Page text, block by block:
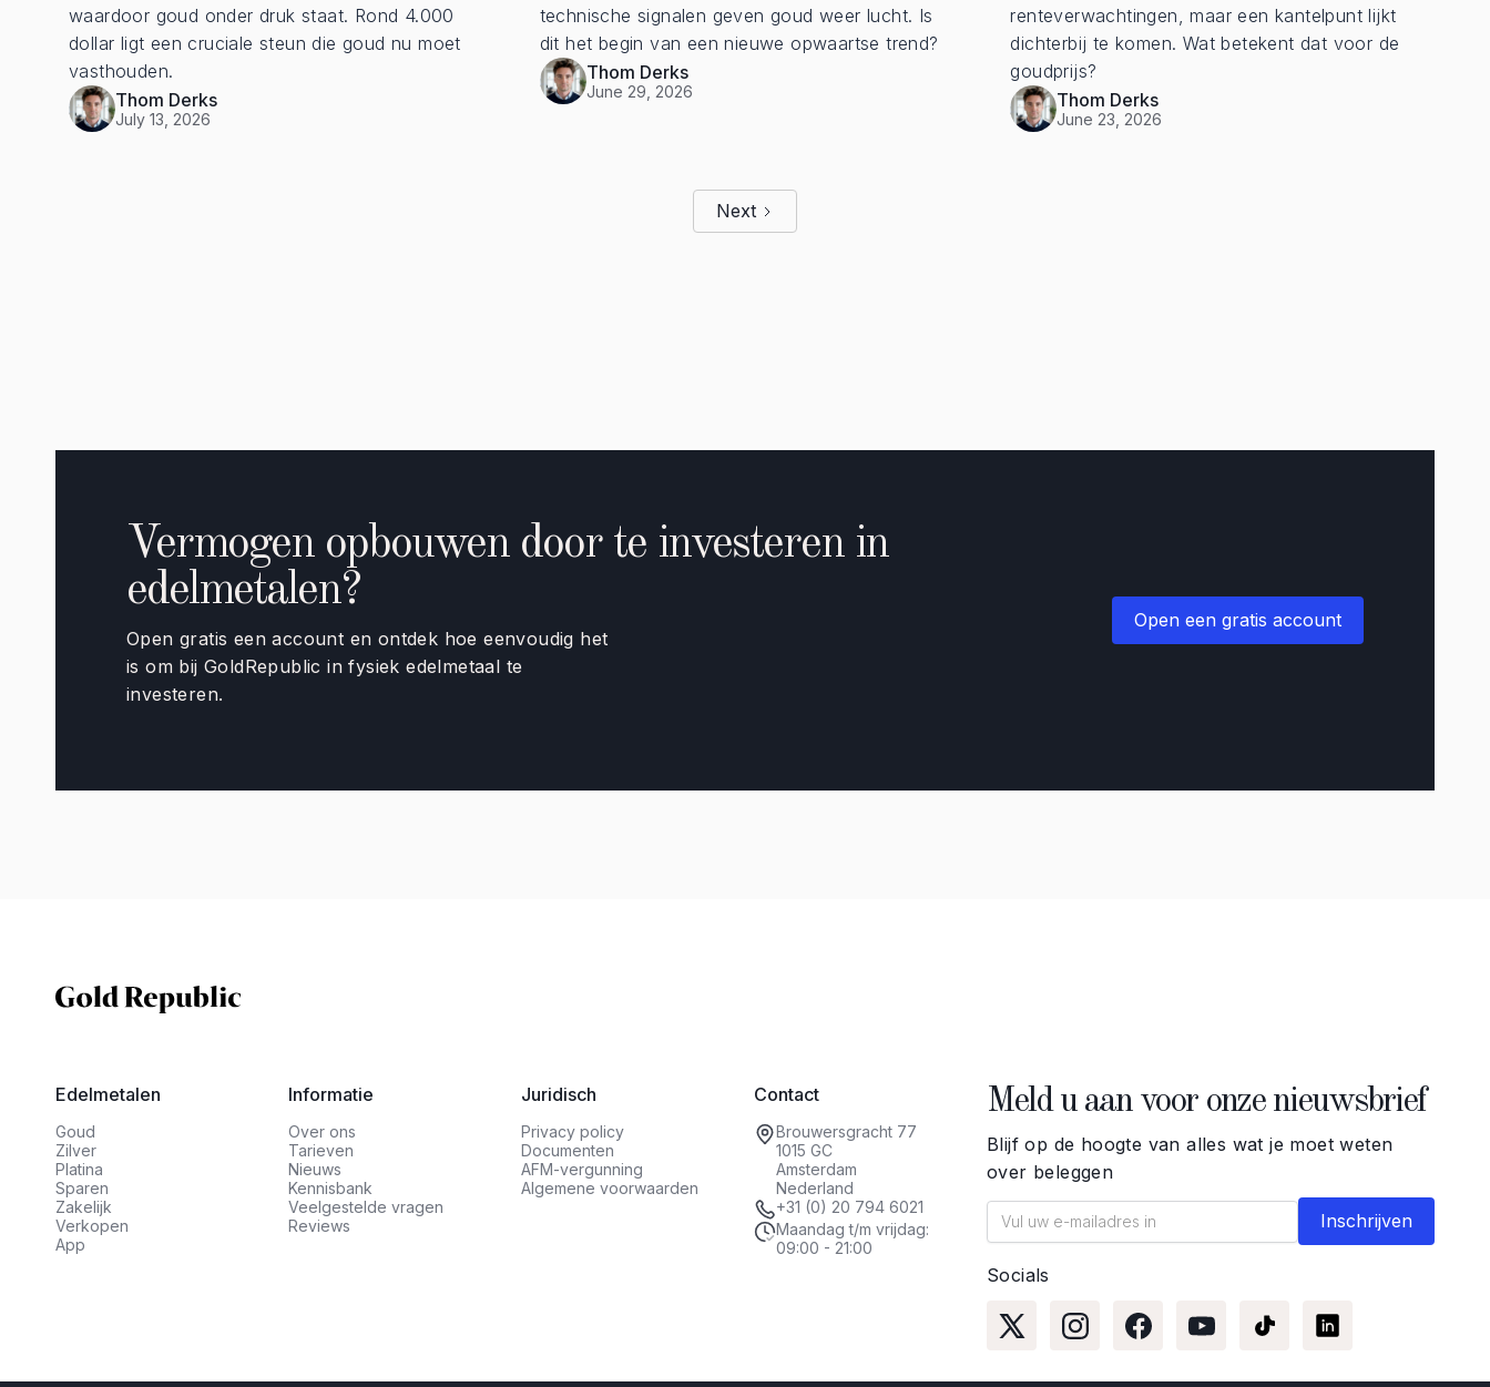
waardoor goud onder druk staat. Rond 4.000
dollar ligt een cruciale steun die goud nu moet
vasthouden.
Thom Derks
July 13, 2026
technische signalen geven goud weer lucht. Is
dit het begin van een nieuwe opwaartse trend?
Thom Derks
June 29, 2026
renteverwachtingen, maar een kantelpunt lijkt
dichterbij te komen. Wat betekent dat voor de
goudprijs?
Thom Derks
June 23, 2026
Next
Vermogen opbouwen door te investeren in
edelmetalen?
Open gratis een account en ontdek hoe eenvoudig het
is om bij GoldRepublic in fysiek edelmetaal te
investeren.
Open een gratis account
Edelmetalen
Goud
Zilver
Platina
Sparen
Zakelijk
Verkopen
App
Informatie
Over ons
Tarieven
Nieuws
Kennisbank
Veelgestelde vragen
Reviews
Juridisch
Privacy policy
Documenten
AFM-vergunning
Algemene voorwaarden
Contact
Brouwersgracht 77
1015 GC
Amsterdam
Nederland
+31 (0) 20 794 6021
Maandag t/m vrijdag:
09:00 - 21:00
Meld u aan voor onze nieuwsbrief
Blijf op de hoogte van alles wat je moet weten
over beleggen
Socials